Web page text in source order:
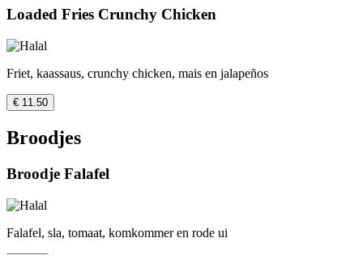
Loaded Fries Crunchy Chicken
Friet, kaassaus, crunchy chicken, mais en jalapeños
€ 11.50
Broodjes
Broodje Falafel
Falafel, sla, tomaat, komkommer en rode ui